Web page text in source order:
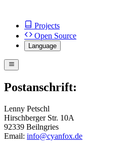
Projects
Open Source
Language
Postanschrift:
Lenny Petschl
Hirschberger Str. 10A
92339 Beilngries
Email: info@cyanfox.de